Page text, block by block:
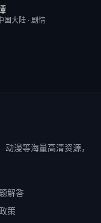
15集
国大陆 · 剧情
漫等海量高清资源，
解答
策